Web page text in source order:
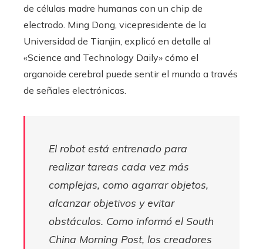
de células madre humanas con un chip de
electrodo. Ming Dong, vicepresidente de la
Universidad de Tianjin, explicó en detalle al
«Science and Technology Daily» cómo el
organoide cerebral puede sentir el mundo a través
de señales electrónicas.
El robot está entrenado para
realizar tareas cada vez más
complejas, como agarrar objetos,
alcanzar objetivos y evitar
obstáculos. Como informó el South
China Morning Post, los creadores